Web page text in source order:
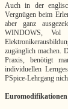
Auch in der
Vergnügen beim
aber ganz
WINDOWS,
zugänglich machen.
Praxis, benötigt
individuellen
PSpice-Lehrgang
Euromodifikationen